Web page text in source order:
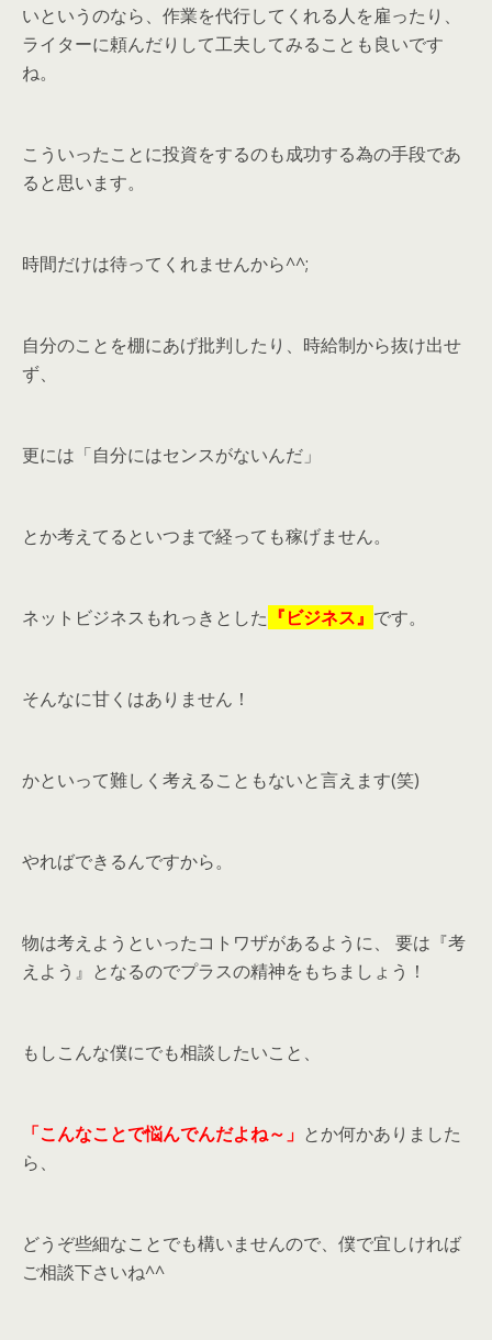
いというのなら、作業を代行してくれる人を雇ったり、
ライターに頼んだりして工夫してみることも良いです
ね。
こういったことに投資をするのも成功する為の手段であ
ると思います。
時間だけは待ってくれませんから^^;
自分のことを棚にあげ批判したり、時給制から抜け出せ
ず、
更には「自分にはセンスがないんだ」
とか考えてるといつまで経っても稼げません。
ネットビジネスもれっきとした 『ビジネス』 です。
そんなに甘くはありません！
かといって難しく考えることもないと言えます(笑)
やればできるんですから。
物は考えようといったコトワザがあるように、 要は『考
えよう』となるのでプラスの精神をもちましょう！
もしこんな僕にでも相談したいこと、
「こんなことで悩んでんだよね～」 とか何かありました
ら、
どうぞ些細なことでも構いませんので、僕で宜しければ
ご相談下さいね^^